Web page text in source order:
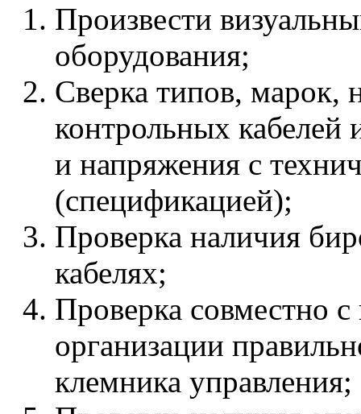
Произвести
оборудования;
Cверка типов, марок,
контрольных кабелей
и напряжения с
(спецификацией);
Проверка наличия
кабелях;
Проверка совместно
организации
клемника управления;